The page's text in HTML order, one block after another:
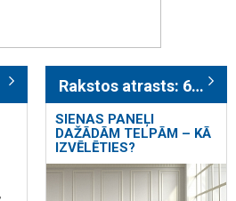
Rakstos atrasts: 662
SIENAS PANEĻI
DAŽĀDĀM TELPĀM – KĀ
IZVĒLĒTIES?